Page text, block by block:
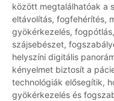
között megtalálhatóak a
eltávolítás, fogfehérítés,
gyökérkezelés,
szájsebészet,
helyszíni digitális
kényelmet biztosít a
technológiák elősegítik,
gyökérkezelés és